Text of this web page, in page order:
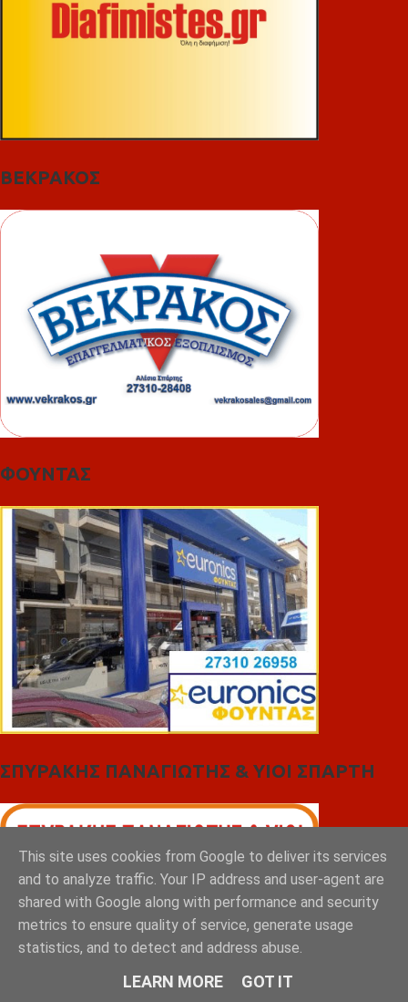
ΒΕΚΡΑΚΟΣ
ΦΟΥΝΤΑΣ
ΣΠΥΡΑΚΗΣ ΠΑΝΑΓΙΩΤΗΣ & YIOI ΣΠΑΡΤΗ
This site uses cookies from Google to deliver its services
and to analyze traffic. Your IP address and user-agent are
shared with Google along with performance and security
metrics to ensure quality of service, generate usage
statistics, and to detect and address abuse.
LEARN MORE GOT IT